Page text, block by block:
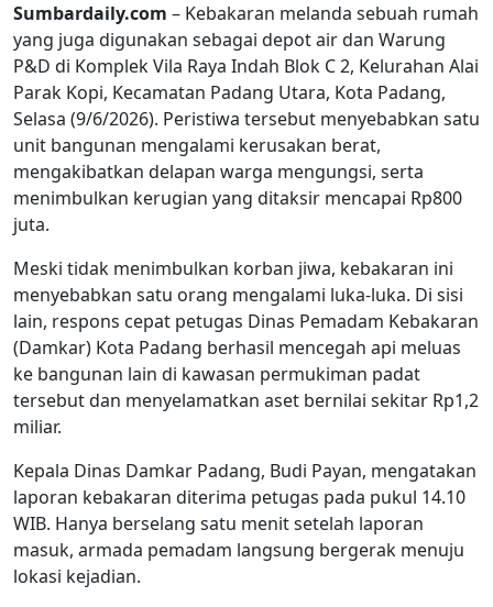
Sumbardaily.com – Kebakaran melanda sebuah rumah
yang juga digunakan sebagai depot air dan Warung
P&D di Komplek Vila Raya Indah Blok C 2, Kelurahan Alai
Parak Kopi, Kecamatan Padang Utara, Kota Padang,
Selasa (9/6/2026). Peristiwa tersebut menyebabkan satu
unit bangunan mengalami kerusakan berat,
mengakibatkan delapan warga mengungsi, serta
menimbulkan kerugian yang ditaksir mencapai Rp800
juta.
Meski tidak menimbulkan korban jiwa, kebakaran ini
menyebabkan satu orang mengalami luka-luka. Di sisi
lain, respons cepat petugas Dinas Pemadam Kebakaran
(Damkar) Kota Padang berhasil mencegah api meluas
ke bangunan lain di kawasan permukiman padat
tersebut dan menyelamatkan aset bernilai sekitar Rp1,2
miliar.
Kepala Dinas Damkar Padang, Budi Payan, mengatakan
laporan kebakaran diterima petugas pada pukul 14.10
WIB. Hanya berselang satu menit setelah laporan
masuk, armada pemadam langsung bergerak menuju
lokasi kejadian.